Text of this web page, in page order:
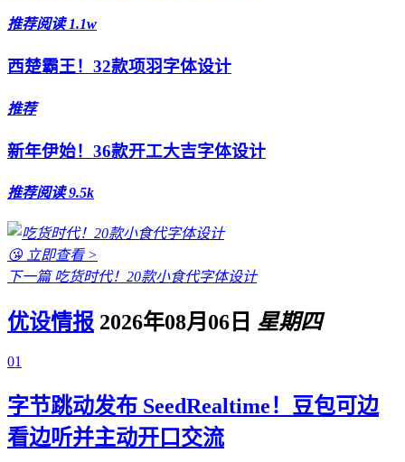
推荐阅读 1.1w
西楚霸王！32款项羽字体设计
推荐
新年伊始！36款开工大吉字体设计
推荐阅读 9.5k
😘 立即查看 >
下一篇吃货时代！20款小食代字体设计
优设情报 2026年08月06日 星期四
01
字节跳动发布 SeedRealtime！豆包可边
看边听并主动开口交流